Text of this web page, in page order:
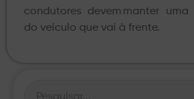
condutores devem manter
do veículo que vai à frente.